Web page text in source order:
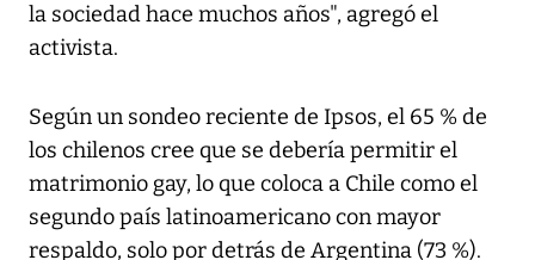
la sociedad hace muchos años", agregó el
activista.
Según un sondeo reciente de Ipsos, el 65 % de
los chilenos cree que se debería permitir el
matrimonio gay, lo que coloca a Chile como el
segundo país latinoamericano con mayor
respaldo, solo por detrás de Argentina (73 %).